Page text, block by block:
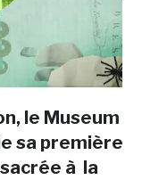
le Museum
sa première
à la